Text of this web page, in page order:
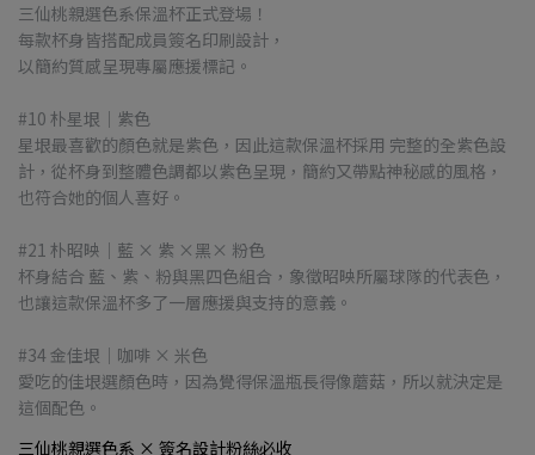
三仙桃親選色系保溫杯正式登場！
每款杯身皆搭配成員簽名印刷設計，
以簡約質感呈現專屬應援標記。
#10 朴星垠｜紫色
星垠最喜歡的顏色就是紫色，因此這款保溫杯採用 完整的全紫色設
計，從杯身到整體色調都以紫色呈現，簡約又帶點神秘感的風格，
也符合她的個人喜好。
#21 朴昭映｜藍 × 紫 ×黑× 粉色
杯身結合 藍、紫、粉與黑四色組合，象徵昭映所屬球隊的代表色，
也讓這款保溫杯多了一層應援與支持的意義。
#34 金佳垠｜咖啡 × 米色
愛吃的佳垠選顏色時，因為覺得保溫瓶長得像蘑菇，所以就決定是
這個配色。
三仙桃親選色系 × 簽名設計粉絲必收